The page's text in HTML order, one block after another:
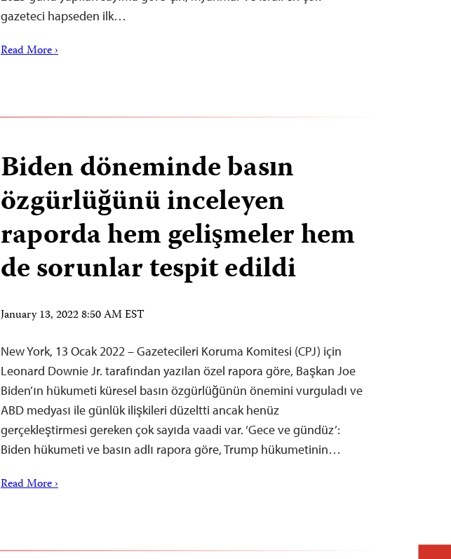
gazeteci hapseden ilk…
Read More ›
Biden döneminde basın
özgürlüğünü inceleyen
raporda hem gelişmeler hem
de sorunlar tespit edildi
January 13, 2022 8:50 AM EST
New York, 13 Ocak 2022 – Gazetecileri Koruma Komitesi (CPJ) için
Leonard Downie Jr. tarafından yazılan özel rapora göre, Başkan Joe
Biden’ın hükumeti küresel basın özgürlüğünün önemini vurguladı ve
ABD medyası ile günlük ilişkileri düzeltti ancak henüz
gerçekleştirmesi gereken çok sayıda vaadi var. ‘Gece ve gündüz’:
Biden hükumeti ve basın adlı rapora göre, Trump hükumetinin…
Read More ›